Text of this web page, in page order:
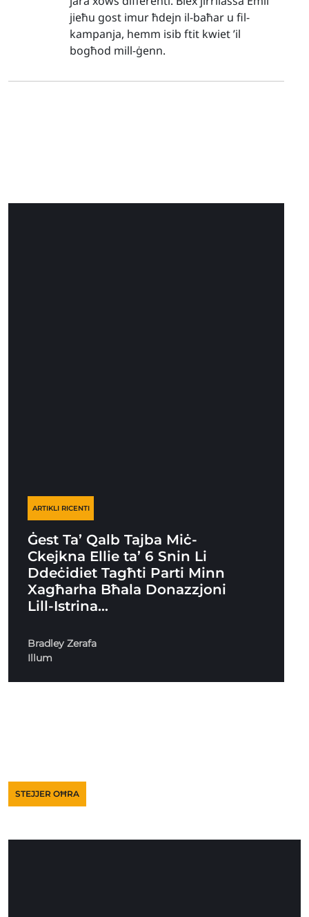
jieħu gost imur ħdejn il-baħar u fil-
kampanja, hemm isib ftit kwiet ’il
bogħod mill-ġenn.
ARTIKLI RICENTI
Ġest Ta’ Qalb Tajba Miċ-
Ckejkna Ellie ta’ 6 Snin Li
Ddeċidiet Tagħti Parti Minn
Xagħarha Bħala Donazzjoni
Lill-Istrina…
Bradley Zerafa
Illum
STEJJER OĦRA